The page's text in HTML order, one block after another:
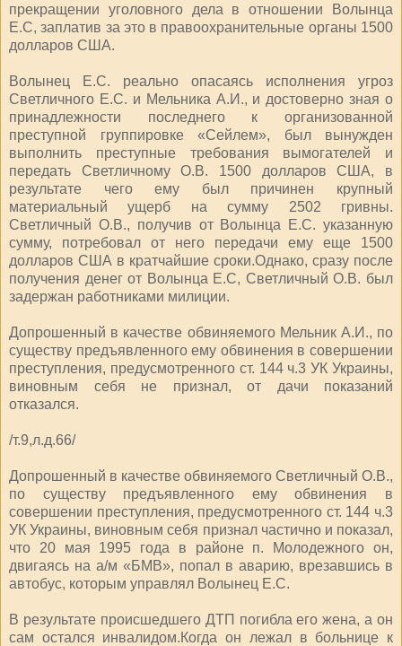
прекращении уголовного дела в отношении Волынца
Е.С, заплатив за это в правоохранительные органы 1500
долларов США.
Волынец Е.С. реально опасаясь исполнения угроз
Светличного Е.С. и Мельника А.И., и достоверно зная о
принадлежности последнего к организованной
преступной группировке «Сейлем», был вынужден
выполнить преступные требования вымогателей и
передать Светличному О.В. 1500 долларов США, в
результате чего ему был причинен крупный
материальный ущерб на сумму 2502 гривны.
Светличный О.В., получив от Волынца Е.С. указанную
сумму, потребовал от него передачи ему еще 1500
долларов США в кратчайшие сроки.Однако, сразу после
получения денег от Волынца Е.С, Светличный О.В. был
задержан работниками милиции.
Допрошенный в качестве обвиняемого Мельник А.И., по
существу предъявленного ему обвинения в совершении
преступления, предусмотренного ст. 144 ч.3 УК Украины,
виновным себя не признал, от дачи показаний
отказался.
/т.9,л.д.66/
Допрошенный в качестве обвиняемого Светличный О.В.,
по существу предъявленного ему обвинения в
совершении преступления, предусмотренного ст. 144 ч.3
УК Украины, виновным себя признал частично и показал,
что 20 мая 1995 года в районе п. Молодежного он,
двигаясь на а/м «БМВ», попал в аварию, врезавшись в
автобус, которым управлял Волынец Е.С.
В результате происшедшего ДТП погибла его жена, а он
сам остался инвалидом.Когда он лежал в больнице к